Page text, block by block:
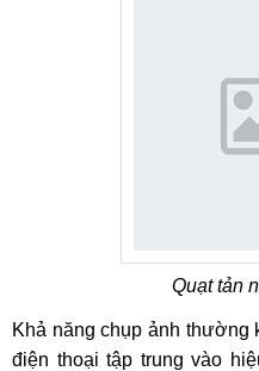
Quạt tản
Khả năng chụp ảnh thường
điện thoại tập trung vào